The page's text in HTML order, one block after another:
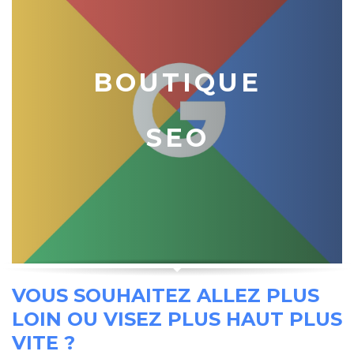
BOUTIQUE
SEO
VOUS SOUHAITEZ ALLEZ PLUS
LOIN OU VISEZ PLUS HAUT PLUS
VITE ?